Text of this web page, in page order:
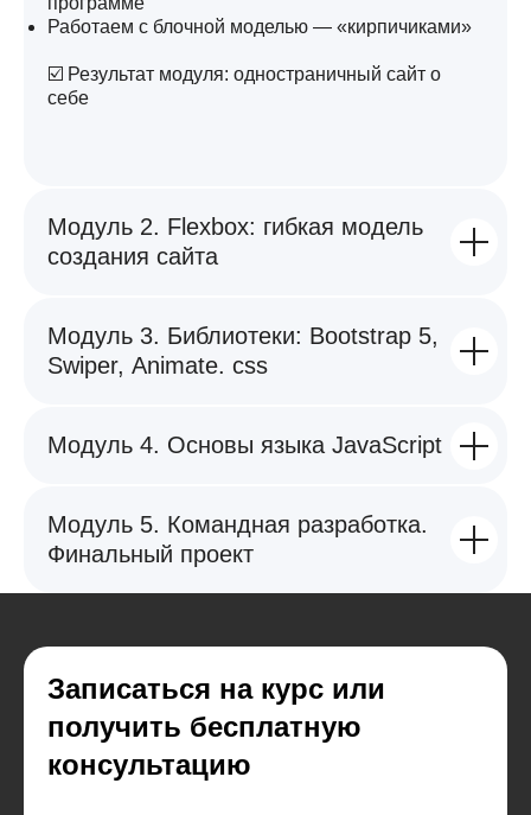
Работаем с блочной моделью — «кирпичиками»
☑️ Результат модуля: одностраничный сайт о
себе
Модуль 2. Flexbox: гибкая модель
создания сайта
Модуль 3. Библиотеки: Bootstrap 5,
Swiper, Animate. css
Модуль 4. Основы языка JavaScript
Модуль 5. Командная разработка.
Финальный проект
Записаться на курс или
получить бесплатную
консультацию
сайтов это круто
в работающий сайт. Готовые страницы
можно использовать для школьных
проектов, личного сайта или даже
Навыки для работы в IT
HTML, CSS и JavaScript — самые
популярные технологии, на которых
работает весь современный интернет.
А веб-разработчики — одни из самых
востребованных специалистов.